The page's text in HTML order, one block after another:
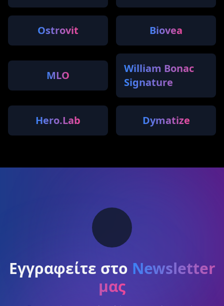
Ostrovit Biovea
MLO
William Bonac
Signature
Hero.Lab Dymatize
Εγγραφείτε στο Newsletter
μας